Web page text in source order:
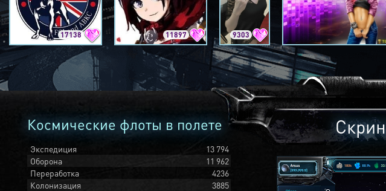
17138 11897 9303
Космические флоты в полете
Экспедиция
13 794
Оборона
11 962
Переработка
4236
Колонизация
3885